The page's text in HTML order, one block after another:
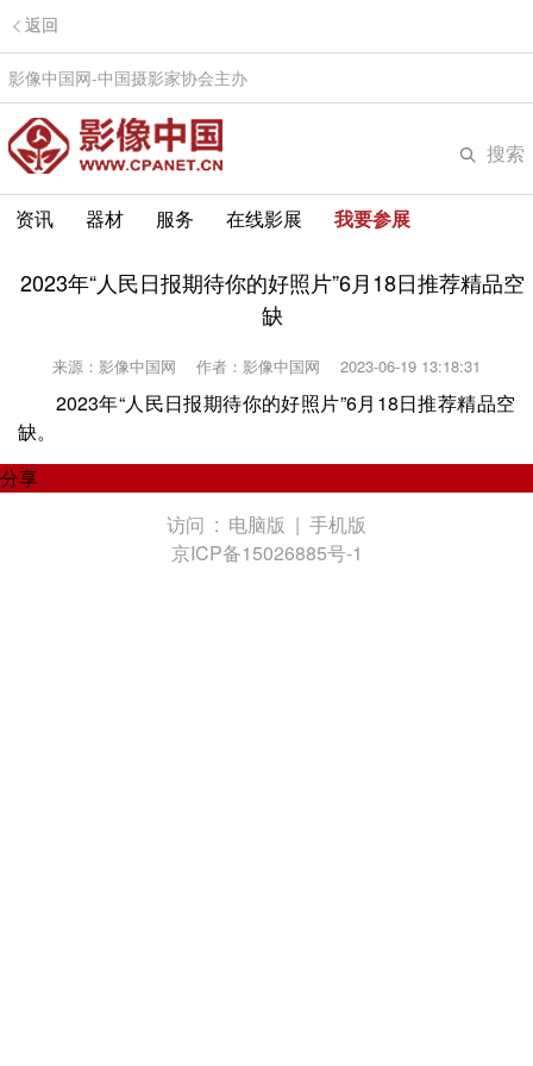
返回
影像中国网-中国摄影家协会主办
搜索
资讯 器材 服务 在线影展 我要参展
2023年“人民日报期待你的好照片”6月18日推荐精品空
缺
来源：影像中国网 作者：影像中国网 2023-06-19 13:18:31
2023年“人民日报期待你的好照片”6月18日推荐精品空
缺。
分享
访问 : 电脑版 | 手机版
京ICP备15026885号-1